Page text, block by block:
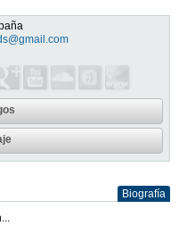
Biografía